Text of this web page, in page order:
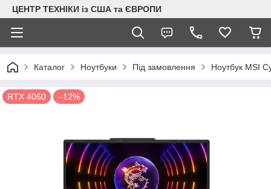
ЦЕНТР ТЕХНІКИ із США та ЄВРОПИ
Каталог Ноутбуки Під замовлення Ноутбук MSI
RTX 4060 –12%